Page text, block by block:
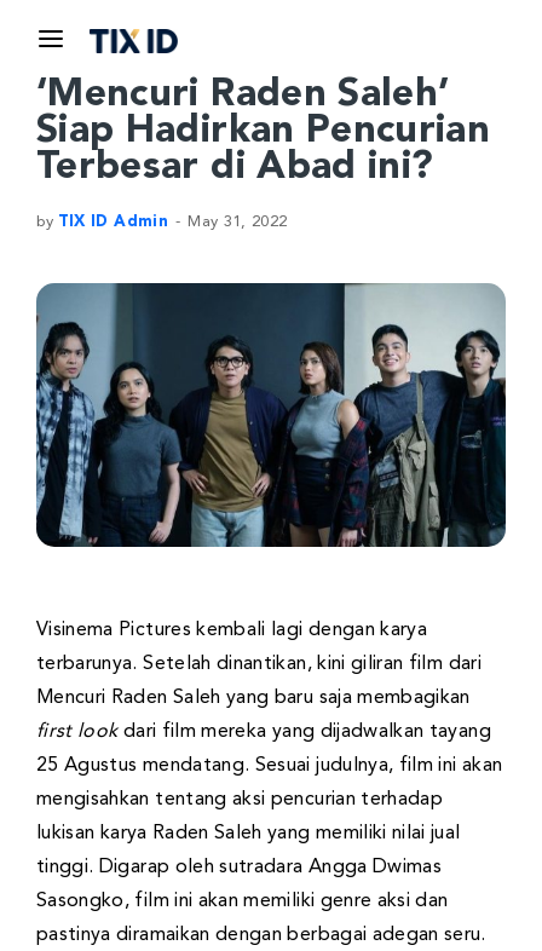
‘Mencuri Raden Saleh’
Siap Hadirkan Pencurian
Terbesar di Abad ini?
by TIX ID Admin May 31, 2022
Visinema Pictures kembali lagi dengan karya
terbarunya. Setelah dinantikan, kini giliran film dari
Mencuri Raden Saleh yang baru saja membagikan
first lookdari film mereka yang dijadwalkan tayang
25 Agustus mendatang. Sesuai judulnya, film ini akan
mengisahkan tentang aksi pencurian terhadap
lukisan karya Raden Saleh yang memiliki nilai jual
tinggi. Digarap oleh sutradara Angga Dwimas
Sasongko, film ini akan memiliki genre aksi dan
pastinya diramaikan dengan berbagai adegan seru.